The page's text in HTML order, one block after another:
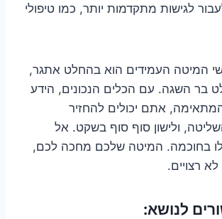
לגישות מתקדמות יותר, כמו טיפולי
המיטה העמידים הוא בהחלט אתגר,
בר השגה. עם הכלים הנכונים, הידע
המתאימה, אתם יכולים להחזיר
ולישון סוף סוף בשקט. אל
בחוכמה. המיטה שלכם מחכה לכם,
רצויים.
לנושא: